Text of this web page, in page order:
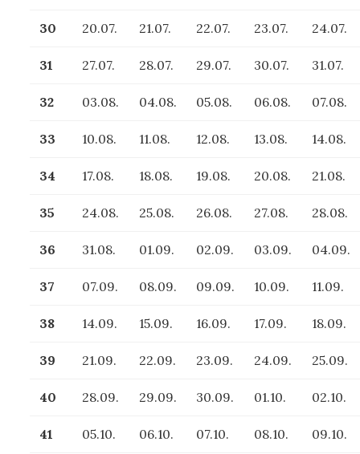
30 20.07. 21.07. 22.07. 23.07. 24.07.
31 27.07. 28.07. 29.07. 30.07. 31.07.
32 03.08. 04.08. 05.08. 06.08. 07.08.
33 10.08. 11.08. 12.08. 13.08. 14.08.
34 17.08. 18.08. 19.08. 20.08. 21.08.
35 24.08. 25.08. 26.08. 27.08. 28.08.
36 31.08. 01.09. 02.09. 03.09. 04.09.
37 07.09. 08.09. 09.09. 10.09. 11.09.
38 14.09. 15.09. 16.09. 17.09. 18.09.
39 21.09. 22.09. 23.09. 24.09. 25.09.
40 28.09. 29.09. 30.09. 01.10. 02.10.
41 05.10. 06.10. 07.10. 08.10. 09.10.